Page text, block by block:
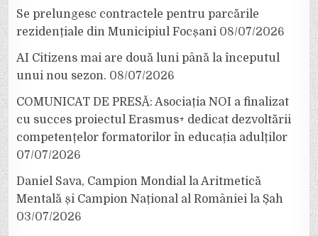
Se prelungesc contractele pentru parcările
rezidențiale din Municipiul Focșani 08/07/2026
AI Citizens mai are două luni până la începutul
unui nou sezon. 08/07/2026
COMUNICAT DE PRESĂ: Asociația NOI a finalizat
cu succes proiectul Erasmus+ dedicat dezvoltării
competențelor formatorilor în educația adulților
07/07/2026
Daniel Sava, Campion Mondial la Aritmetică
Mentală și Campion Național al României la Șah
03/07/2026